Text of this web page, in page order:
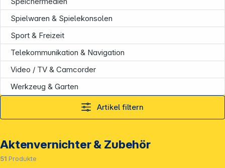
Spielwaren & Spielekonsolen
Sport & Freizeit
Telekommunikation & Navigation
Video / TV & Camcorder
Werkzeug & Garten
Artikel filtern
Aktenvernichter & Zubehör
51 Produkte